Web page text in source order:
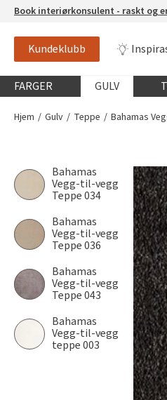
Book interiørkonsulent - raskt og
Kundeklubb
Globalnavigasjon
FARGER GULV
Hjem Gulv Teppe Bahamas
Bahamas
Vegg-til-vegg
Teppe 034
Bahamas
Vegg-til-vegg
Teppe 036
Bahamas
Vegg-til-vegg
Teppe 043
Bahamas
Vegg-til-vegg
teppe 003